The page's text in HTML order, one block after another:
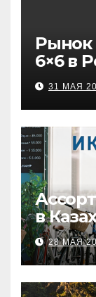
Рынок
6×6 в
31 МАЯ
в
28 МАЯ